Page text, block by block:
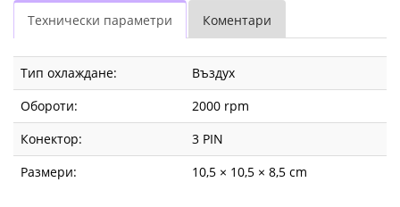
Технически параметри Коментари
Тип охлаждане:
Въздух
Обороти:
2000 rpm
Конектор:
3 PIN
Размери:
10,5 × 10,5 × 8,5 cm